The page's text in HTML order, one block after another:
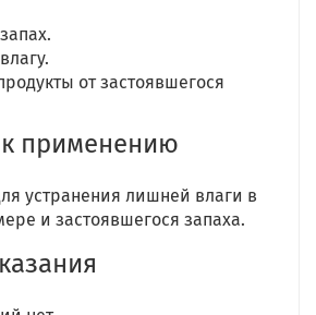
от застоявшегося
применению
устранения лишней влаги в
и застоявшегося запаха.